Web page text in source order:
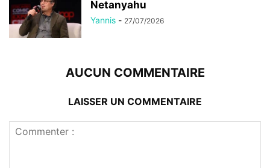
Netanyahu
Yannis - 27/07/2026
AUCUN COMMENTAIRE
LAISSER UN COMMENTAIRE